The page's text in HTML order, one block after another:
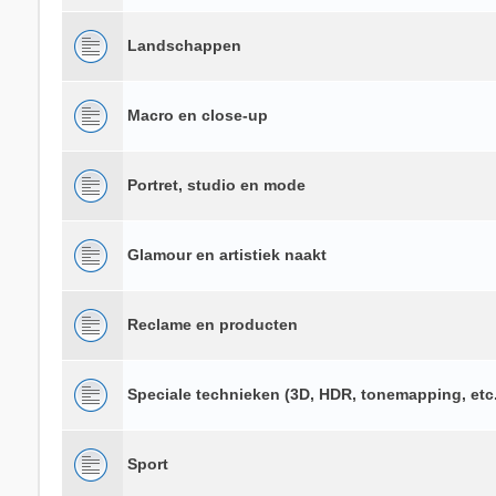
Landschappen
Macro en close-up
Portret, studio en mode
Glamour en artistiek naakt
Reclame en producten
Speciale technieken (3D, HDR, tonemapping,
Sport